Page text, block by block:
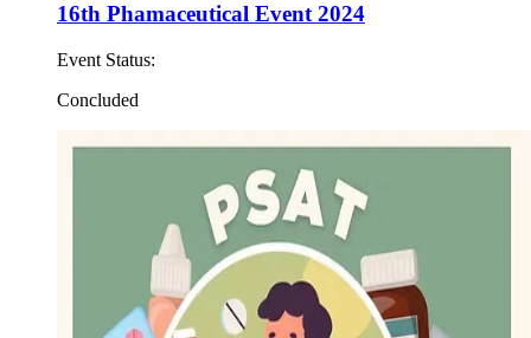
16th Phamaceutical Event 2024
Event Status:
Concluded